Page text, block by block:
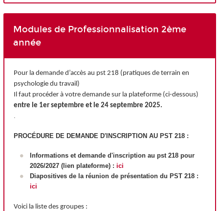
Modules de Professionnalisation 2ème
année
Pour la demande d’accès au pst 218 (pratiques de terrain en
psychologie du travail)
Il faut procéder à votre demande sur la plateforme (ci-dessous)
entre le 1er septembre et le 24 septembre 2025.
.
PROCÉDURE DE DEMANDE D'INSCRIPTION AU PST 218 :
Informations et demande d'inscription au pst 218 pour
2026/2027 (lien plateforme) : ici
Diapositives de la réunion de présentation du PST 218 :
ici
Voici la liste des groupes :